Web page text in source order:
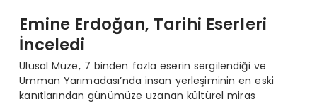
Emine Erdoğan, Tarihi Eserleri
İnceledi
Ulusal Müze, 7 binden fazla eserin sergilendiği ve
Umman Yarımadası’nda insan yerleşiminin en eski
kanıtlarından günümüze uzanan kültürel miras